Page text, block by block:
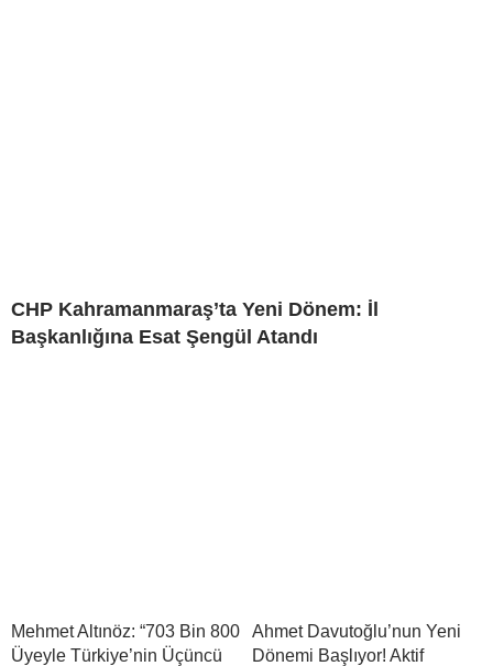
CHP Kahramanmaraş’ta Yeni Dönem: İl
Başkanlığına Esat Şengül Atandı
Mehmet Altınöz: “703 Bin 800
Üyeyle Türkiye’nin Üçüncü
Ahmet Davutoğlu’nun Yeni
Dönemi Başlıyor! Aktif